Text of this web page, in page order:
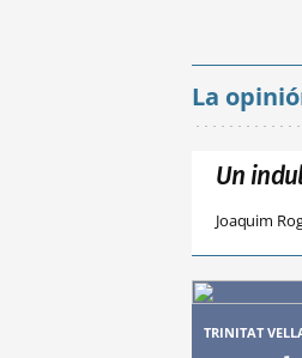
La
Un
Joaquim
TRINITAT